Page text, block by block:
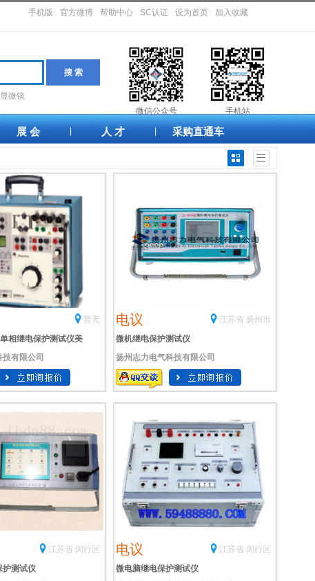
手机版 官方微博 帮助中心 SC认证 设为首页 加入收藏
显微镜
微信公众号
手机站
展 会 人 才 采购直通车
暂无
相继电保护测试仪美
有限公司
电议
江苏省 扬州市
微机继电保护测试仪
扬州志力电气科技有限公司
江苏省 闵行区
护测试仪
电议
江苏省 闵行区
微电脑继电保护测试仪